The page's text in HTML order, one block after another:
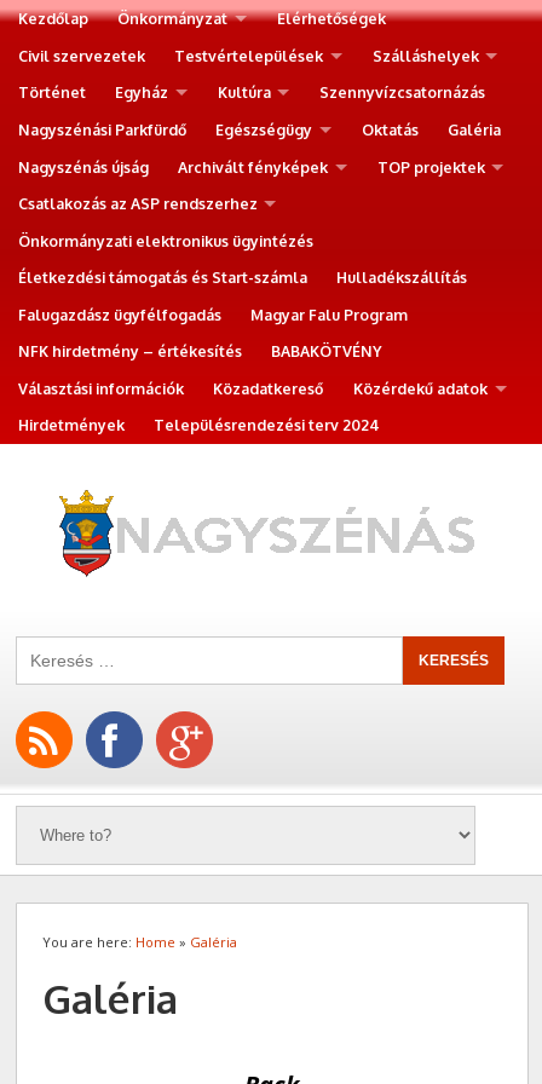
Kezdőlap Önkormányzat
Elérhetőségek
Civil szervezetek
Testvértelepülések
Szálláshelyek
Történet
Egyház Kultúra
Szennyvízcsatornázás
Nagyszénási Parkfürdő
Egészségügy Oktatás
Galéria
Nagyszénás újság
Archivált fényképek
TOP projektek
Csatlakozás az ASP rendszerhez
Önkormányzati elektronikus ügyintézés
Életkezdési támogatás és Start-számla
Hulladékszállítás
Falugazdász ügyfélfogadás
Magyar Falu Program
NFK hirdetmény – értékesítés
BABAKÖTVÉNY
Választási információk
Közadatkereső
Közérdekű adatok
Hirdetmények
Településrendezési terv 2024
You are here: Home » Galéria
Galéria